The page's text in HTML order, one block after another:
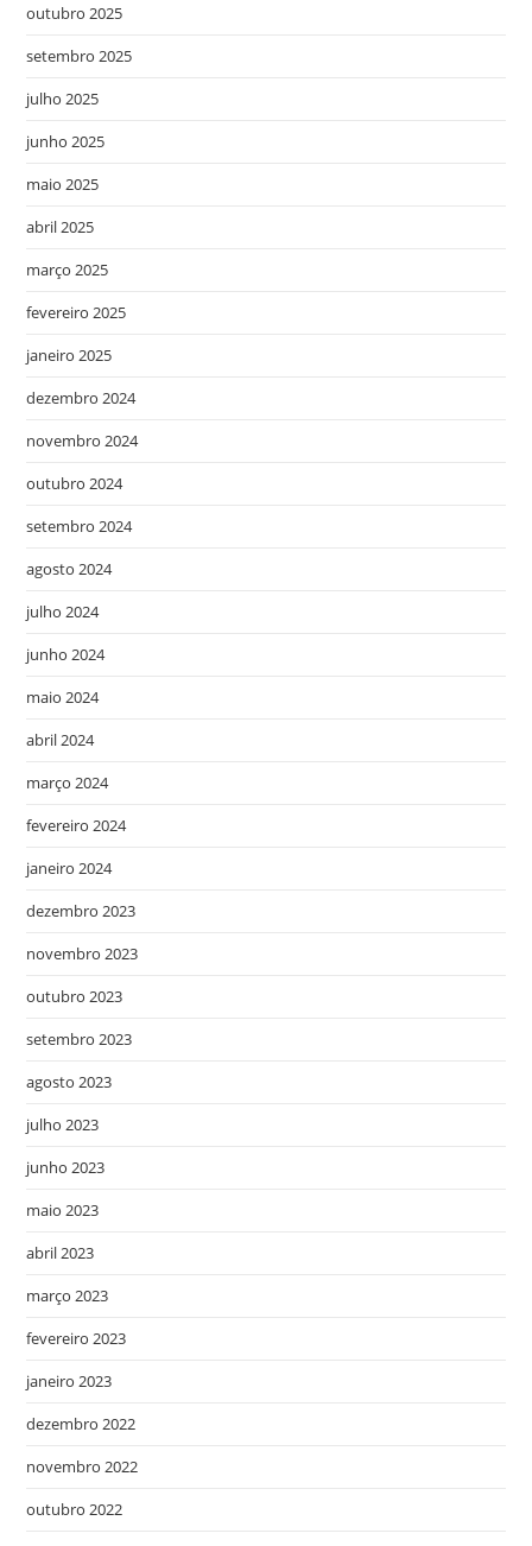
outubro 2025
setembro 2025
julho 2025
junho 2025
maio 2025
abril 2025
março 2025
fevereiro 2025
janeiro 2025
dezembro 2024
novembro 2024
outubro 2024
setembro 2024
agosto 2024
julho 2024
junho 2024
maio 2024
abril 2024
março 2024
fevereiro 2024
janeiro 2024
dezembro 2023
novembro 2023
outubro 2023
setembro 2023
agosto 2023
julho 2023
junho 2023
maio 2023
abril 2023
março 2023
fevereiro 2023
janeiro 2023
dezembro 2022
novembro 2022
outubro 2022